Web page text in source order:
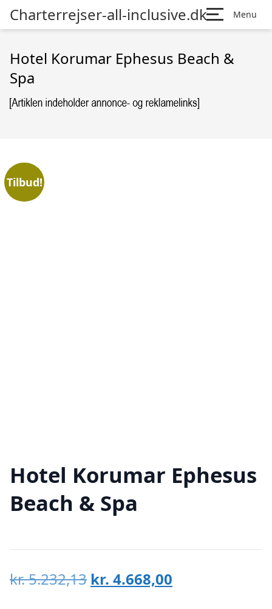
Charterrejser-all-inclusive.dk Menu
Hotel Korumar Ephesus Beach &
Spa
Tilbud!
Hotel Korumar Ephesus
Beach & Spa
kr.5.232,13 Den
kr. 4.668,00